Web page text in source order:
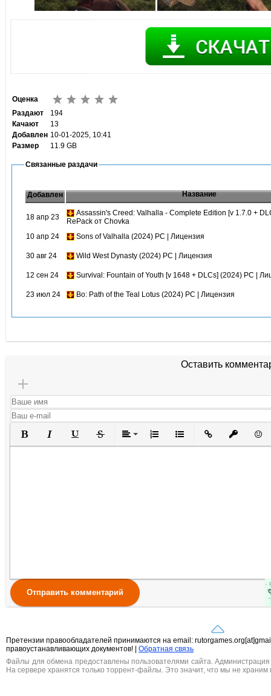
Оценка
Раздают
194
Качают
13
Добавлен 10-01-2025, 10:41
Размер
11.9 GB
Связанные раздачи
Добавлен Название
18 апр 23
Assassin's Creed: Valhalla - Complete Edition [v 1.7.0 +
RePack от Chovka
10 апр 24
Sons of Valhalla (2024) PC | Лицензия
30 авг 24 Wild West Dynasty (2024) PC | Лицензия
12 сен 24 Survival: Fountain of Youth [v 1648 + DLCs] (2024) PC |
23 июл 24 Bo: Path of the Teal Lotus (2024) PC | Лицензия
Оставить
Полужирный
КурсивПодчеркнутый
ЗачеркнутыйВыравнивание
Нумерованный список
Маркированный список
Вставить ссылку
Вставить
Отправить комментарий
Претензии правообладателей принимаются на email:
правоустанавливающих документов! |
Обратная связь
Файлы для обмена предоставлены пользователями сайта. Администрация
На сервере хранятся только торрент-файлы. Это значит, что мы не